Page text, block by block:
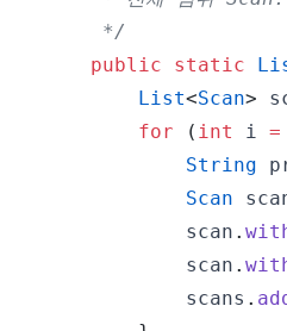
     */
public
static
List<Scan>
for
( int i =
String
Scan
            scan
.
            scan
.
            scans
.